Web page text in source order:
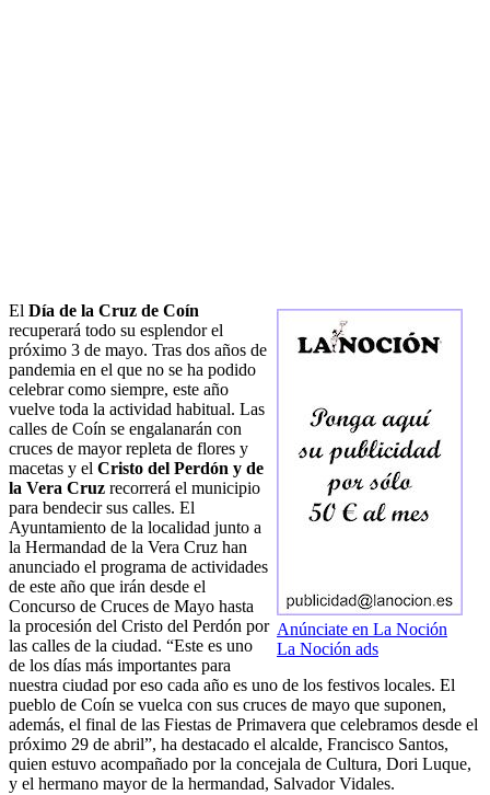
Anúnciate en La Noción
La Noción ads
El Día de la Cruz de Coín
recuperará todo su esplendor el
próximo 3 de mayo. Tras dos años de
pandemia en el que no se ha podido
celebrar como siempre, este año
vuelve toda la actividad habitual. Las
calles de Coín se engalanarán con
cruces de mayor repleta de flores y
macetas y el Cristo del Perdón y de
la Vera Cruz recorrerá el municipio
para bendecir sus calles. El
Ayuntamiento de la localidad junto a
la Hermandad de la Vera Cruz han
anunciado el programa de actividades
de este año que irán desde el
Concurso de Cruces de Mayo hasta
la procesión del Cristo del Perdón por
las calles de la ciudad. “Este es uno
de los días más importantes para
nuestra ciudad por eso cada año es uno de los festivos locales. El
pueblo de Coín se vuelca con sus cruces de mayo que suponen,
además, el final de las Fiestas de Primavera que celebramos desde el
próximo 29 de abril”, ha destacado el alcalde, Francisco Santos,
quien estuvo acompañado por la concejala de Cultura, Dori Luque,
y el hermano mayor de la hermandad, Salvador Vidales.